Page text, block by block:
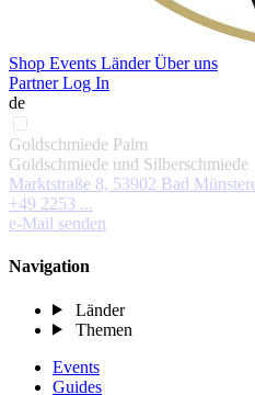
Shop Events LänderÜber uns
Partner Log In
de
Goldschmiede Palm
Goldschmiede und Silberschmiede
Marktstraße 8, 53902 Bad
+49 2253 ...
e-Mail senden
Navigation
Länder
Themen
Events
Guides